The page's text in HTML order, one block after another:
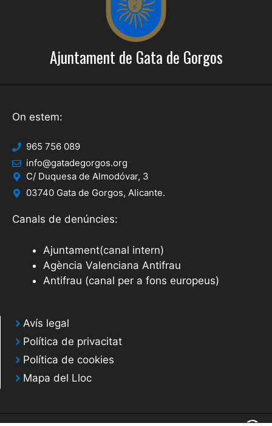
Ajuntament de Gata de Gorgos
On estem:
965 756 089
info@gatadegorgos.org
C/ Duquesa de Almodóvar, 3
03740 Gata de Gorgos, Alicante.
Canals de denúncies:
Ajuntament(canal intern)
Agència Valenciana Antifrau
Antifrau (canal per a fons europeus)
Avís legal
Política de privacitat
Política de cookies
Mapa del Lloc